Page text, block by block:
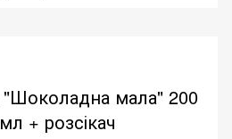
"Шоколадна мала" 200
+ розсікач